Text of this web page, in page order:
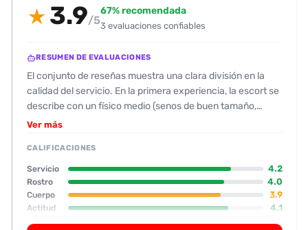
★ 3.9/5
67% recomendada
3 evaluaciones confiables
RESUMEN DE EVALUACIONES
El conjunto de reseñas muestra una clara división en la
calidad del servicio. En la primera experiencia, la escort se
describe con un físico medio (senos de buen tamaño,
estatura baja) y una actitud algo fría que no logró motivar
interacción fue bastante funcional, sin grandes momentos
de placer. Por eso la valoración fue de 6/10 y el cliente no
indica que lo vuelva a contratar.\n\nLas otras dos
reseñas, ambas de la misma escort llamada Carolina,
marcan un patrón positivo. Su aspecto físico se describe
como “gruesa pero natural”, con senos medianos y una
Ver más
CALIFICACIONES
Servicio 4.2
Rostro 4.0
Cuerpo 3.9
Actitud 4.1